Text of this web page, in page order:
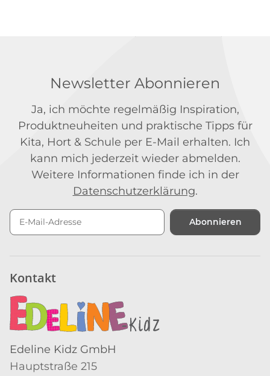
Newsletter Abonnieren
Ja, ich möchte regelmäßig Inspiration,
Produktneuheiten und praktische Tipps für
Kita, Hort & Schule per E-Mail erhalten. Ich
kann mich jederzeit wieder abmelden.
Weitere Informationen finde ich in der
Datenschutzerklärung.
Abonnieren
Kontakt
Edeline Kidz GmbH
Hauptstraße 215